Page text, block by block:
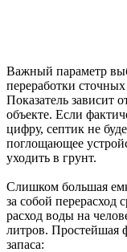
Важный параметр
переработки
Показатель зависит
объекте. Если
цифру, септик не
поглощающее
уходить в грунт.
Слишком большая
за собой
расход воды на
литров. Простейшая
запаса: